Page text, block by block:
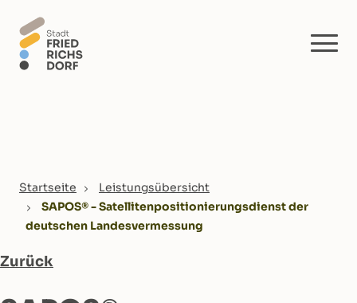
You are here:
Startseite
Leistungsübersicht
SAPOS® - Satellitenpositionierungsdienst der
deutschen Landesvermessung
Zurück